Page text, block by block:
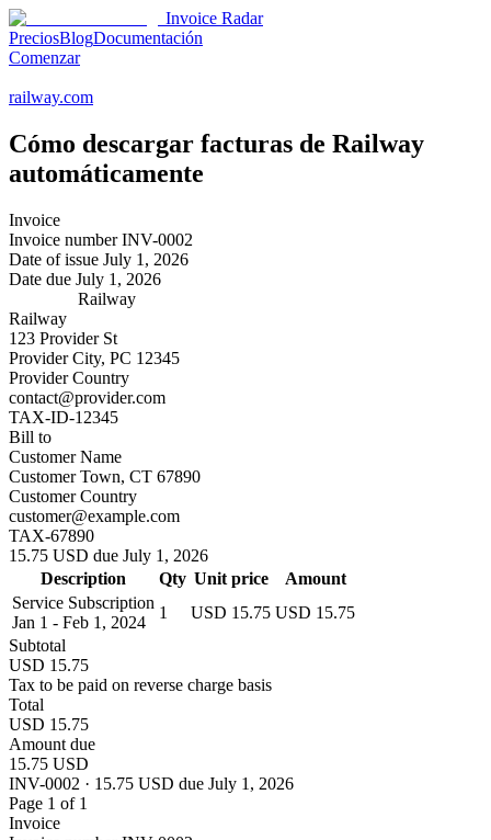
Invoice Radar
PreciosBlogDocumentación
Comenzar
railway.com
Cómo descargar facturas de Railway
automáticamente
Invoice
Invoice numberINV-0002
Date of issue July 1, 2026
Date due July 1, 2026
Railway
Railway
123 Provider St
Provider City, PC 12345
Provider Country
contact@provider.com
TAX-ID-12345
Bill to
Customer Name
Customer Town, CT 67890
Customer Country
customer@example.com
TAX-67890
15.75 USD due July 1, 2026
Description
Qty Unit price
Amount
Service Subscription
Jan 1 - Feb 1, 2024
1 USD 15.75 USD 15.75
Subtotal
USD 15.75
Tax to be paid on reverse charge basis
Total
USD 15.75
Amount due
15.75 USD
INV-0002 · 15.75 USD due July 1, 2026
Page 1 of 1
Invoice